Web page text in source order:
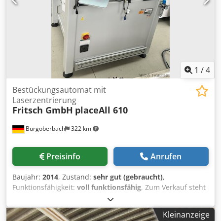
1 /4
Burgoberbach 322 km
Bestückungsautomat mit
Laserzentrierung
Fritsch GmbH placeAll 610
Preisinfo Anrufen
Baujahr: 2014, Zustand: sehr gut (gebraucht),
Funktionsfähigkeit: voll funktionsfähig, Zum Verkauf steht
ein SMD-Bestückungsautomat der Firma Fritsch GmbH und
des Typs placeALL 610 mit einem Bestück Kopf mit
Laserzentrierung Der Automat ist voll funktionsfähig und
Kleinanzeige